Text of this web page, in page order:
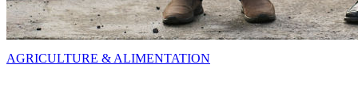
AGRICULTURE & ALIMENTATION